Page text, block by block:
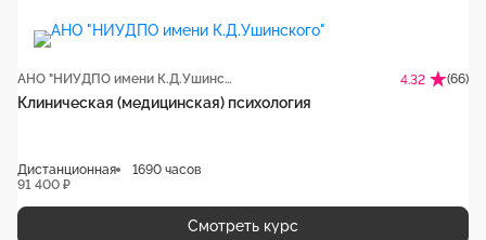
АНО "НИУДПО имени К.Д.Ушинского" 4.32 (66)
Клиническая (медицинская) психология
Дистанционная
1690 часов
91 400 ₽
Смотреть курс